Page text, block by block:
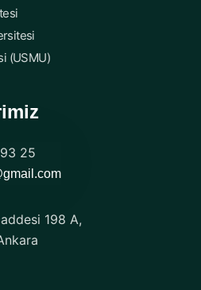
(USMU)
25
198 A,